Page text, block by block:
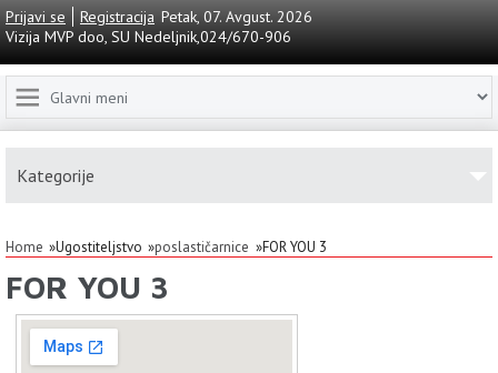
Prijavi se Registracija Petak, 07. Avgust. 2026
Vizija MVP doo, SU Nedeljnik,024/670-906
Home Ugostiteljstvo poslastičarnice FOR YOU 3
FOR YOU 3
Kаtegorije